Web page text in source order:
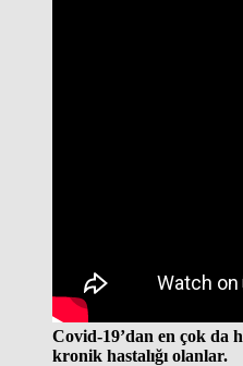
Covid-19’dan en çok da
kronik hastalığı olanlar.